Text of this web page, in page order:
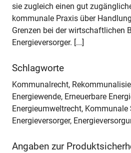
sie zugleich einen gut
kommunale Praxis über
Grenzen bei der wirtschaftlichen
Energieversorger. [...]
Schlagworte
Kommunalrecht,
Energiewende, Erneuerbare
Energieumweltrecht,
Energieversorger,
Angaben zur